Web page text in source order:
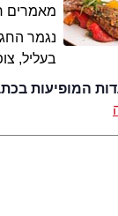
מאמרים
נגמר
בעליל,
המופיעות